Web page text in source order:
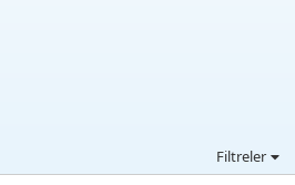
Filtreler